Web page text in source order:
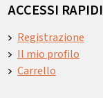
ACCESSI RAPIDI
Registrazione
Il mio profilo
Carrello